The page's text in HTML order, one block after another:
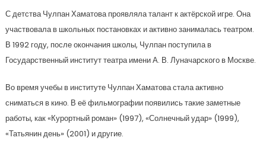
С детства Чулпан Хаматова проявляла талант к актёрской игре. Она
участвовала в школьных постановках и активно занималась театром.
В 1992 году, после окончания школы, Чулпан поступила в
Государственный институт театра имени А. В. Луначарского в Москве.
Во время учебы в институте Чулпан Хаматова стала активно
сниматься в кино. В её фильмографии появились такие заметные
работы, как «Курортный роман» (1997), «Солнечный удар» (1999),
«Татьянин день» (2001) и другие.